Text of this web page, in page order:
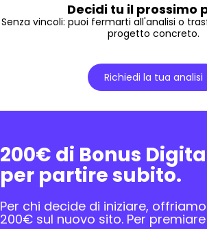
Decidi tu il prossimo
Senza vincoli: puoi fermarti all'analisi o
progetto concreto.
Richiedi la tua analisi
200€ di Bonus
per partire subito.
Per chi decide di iniziare,
200€ sul nuovo sito. Per